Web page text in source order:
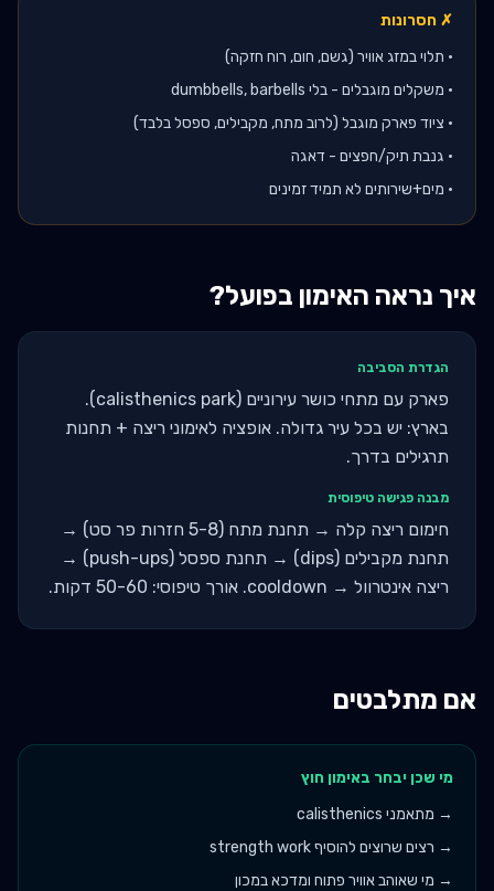
✗ חסרונות
• תלוי במזג אוויר (גשם, חום, רוח חזקה)
• משקלים מוגבלים - בלי dumbbells, barbells
• ציוד פארק מוגבל (לרוב מתח, מקבילים, ספסל בלבד)
• גנבת תיק/חפצים - דאגה
• מים+שירותים לא תמיד זמינים
איך נראה האימון בפועל?
הגדרת הסביבה
פארק עם מתחי כושר עירוניים (calisthenics park).
בארץ: יש בכל עיר גדולה. אופציה לאימוני ריצה + תחנות
תרגילים בדרך.
מבנה פגישה טיפוסית
חימום ריצה קלה → תחנת מתח (5-8 חזרות פר סט) →
תחנת מקבילים (dips) → תחנת ספסל (push-ups) →
ריצה אינטרוול → cooldown. אורך טיפוסי: 50-60 דקות.
אם מתלבטים
מי שכן יבחר באימון חוץ
→ מתאמני calisthenics
→ רצים שרוצים להוסיף strength work
→ מי שאוהב אוויר פתוח ומדכא במכון